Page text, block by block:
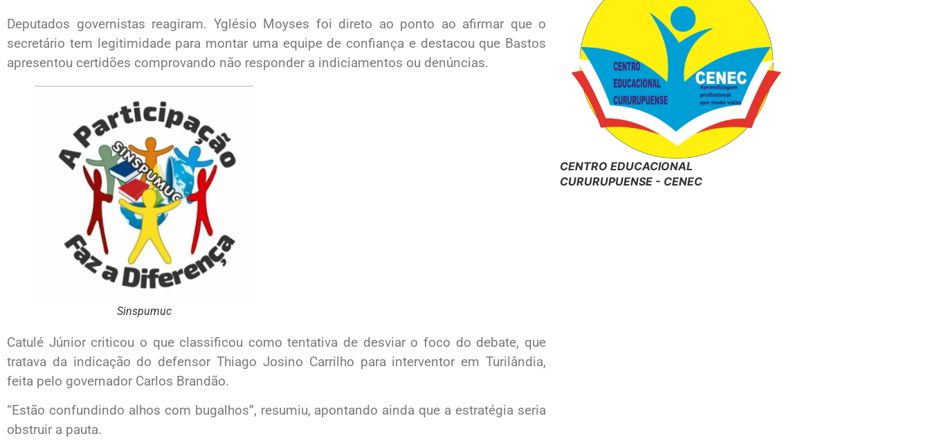
Deputados governistas reagiram. Yglésio Moyses foi direto ao ponto ao afirmar que o
secretário tem legitimidade para montar uma equipe de confiança e destacou que Bastos
apresentou certidões comprovando não responder a indiciamentos ou denúncias.
Sinspumuc
Catulé Júnior criticou o que classificou como tentativa de desviar o foco do debate, que
tratava da indicação do defensor Thiago Josino Carrilho para interventor em Turilândia,
feita pelo governador Carlos Brandão.
“Estão confundindo alhos com bugalhos”, resumiu, apontando ainda que a estratégia seria
obstruir a pauta.
CENTRO EDUCACIONAL
CURURUPUENSE - CENEC